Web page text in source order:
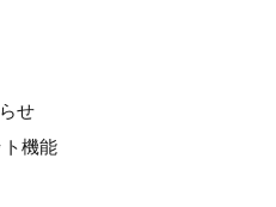
せ
ト機能